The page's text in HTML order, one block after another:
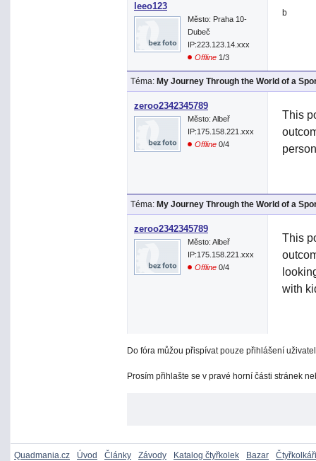
leeo123
Město: Praha 10-
Dubeč
IP:223.123.14.xxx
Offline 1/3
b
Téma: My Journey Through the World of a
zeroo2342345789
Město: Albeř
IP:175.158.221.xxx
Offline 0/4
This
Téma: My Journey Through the World of a
zeroo2342345789
Město: Albeř
IP:175.158.221.xxx
Offline 0/4
This
with
Do fóra můžou přispívat pouze přihlášení
Prosím přihlašte se v pravé horní části stránek
Quadmania.cz Úvod Články Závody Katalog čtyřkolek Bazar Čtyřkolkáři